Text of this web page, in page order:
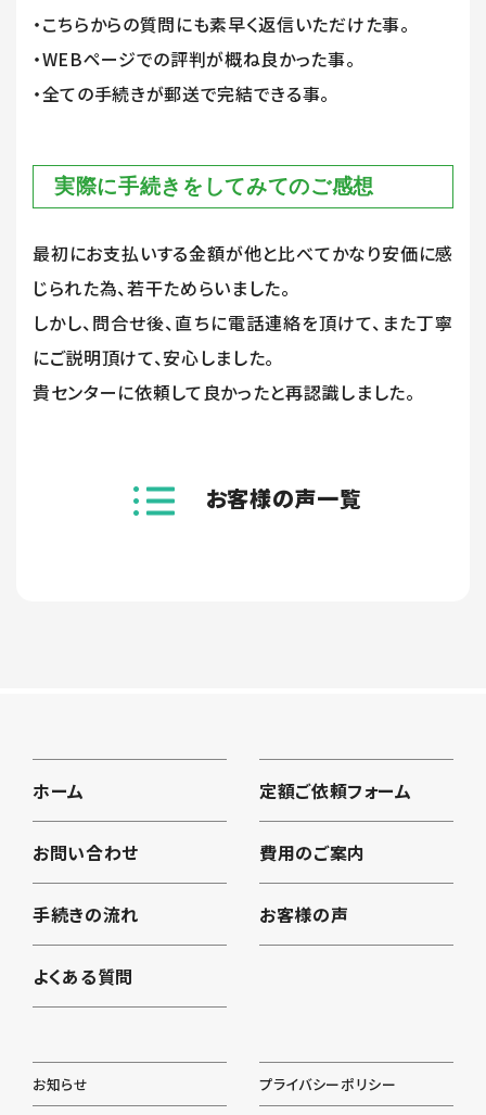
・こちらからの質問にも素早く返信いただけた事。
・WEBページでの評判が概ね良かった事。
・全ての手続きが郵送で完結できる事。
実際に手続きをしてみてのご感想
最初にお支払いする金額が他と比べてかなり安価に感
じられた為、若干ためらいました。
しかし、問合せ後、直ちに電話連絡を頂けて、また丁寧
にご説明頂けて、安心しました。
貴センターに依頼して良かったと再認識しました。
お客様の声一覧
ホーム 定額ご依頼フォーム
お問い合わせ 費用のご案内
手続きの流れ お客様の声
よくある質問
お知らせ プライバシーポリシー